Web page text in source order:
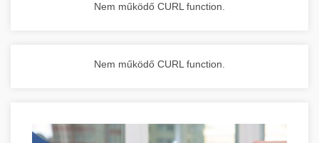
Nem működő CURL function.
Nem működő CURL function.